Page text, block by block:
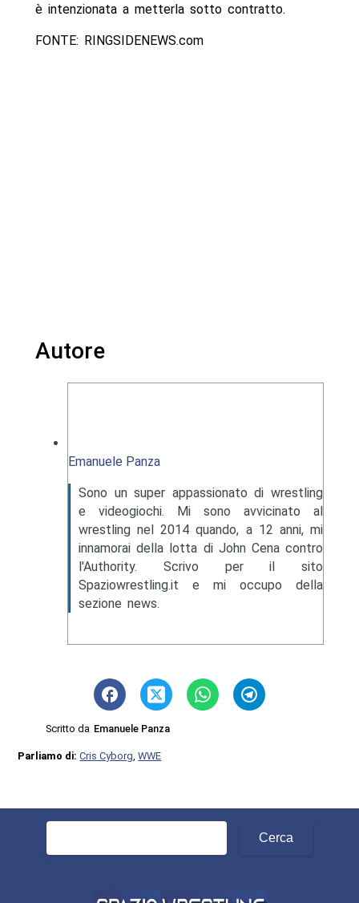
è intenzionata a metterla sotto contratto.
FONTE: RINGSIDENEWS.com
Autore
Emanuele Panza
Sono un super appassionato di wrestling
e videogiochi. Mi sono avvicinato al
wrestling nel 2014 quando, a 12 anni, mi
innamorai della lotta di John Cena contro
l'Authority. Scrivo per il sito
Spaziowrestling.it e mi occupo della
sezione news.
Scritto da Emanuele Panza
Parliamo di:Cris Cyborg ,WWE